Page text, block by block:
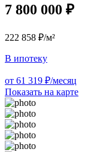
7 800 000 ₽
222 858 ₽/м²
В ипотеку
от 61 319 ₽/месяц
Показать на карте